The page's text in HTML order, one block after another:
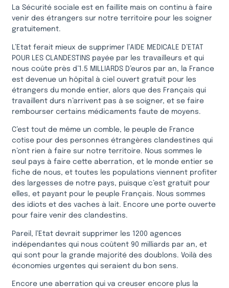
La Sécurité sociale est en faillite mais on continu à faire
venir des étrangers sur notre territoire pour les soigner
gratuitement.
L’Etat ferait mieux de supprimer l’AIDE MEDICALE D’ETAT
POUR LES CLANDESTINS payée par les travailleurs et qui
nous coûte près d’1.5 MILLIARDS D’euros par an, la France
est devenue un hôpital à ciel ouvert gratuit pour les
étrangers du monde entier, alors que des Français qui
travaillent durs n’arrivent pas à se soigner, et se faire
rembourser certains médicaments faute de moyens.
C’est tout de même un comble, le peuple de France
cotise pour des personnes étrangères clandestines qui
n’ont rien à faire sur notre territoire. Nous sommes le
seul pays à faire cette aberration, et le monde entier se
fiche de nous, et toutes les populations viennent profiter
des largesses de notre pays, puisque c’est gratuit pour
elles, et payant pour le peuple Français. Nous sommes
des idiots et des vaches à lait. Encore une porte ouverte
pour faire venir des clandestins.
Pareil, l’Etat devrait supprimer les 1200 agences
indépendantes qui nous coûtent 90 milliards par an, et
qui sont pour la grande majorité des doublons. Voilà des
économies urgentes qui seraient du bon sens.
Encore une aberration qui va creuser encore plus la